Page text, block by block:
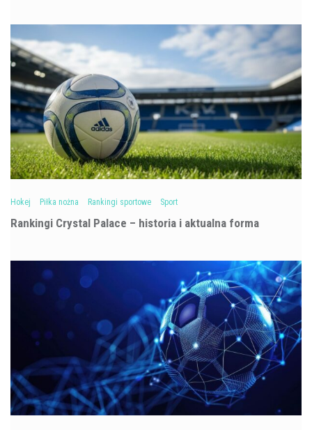
Hokej Piłka nożna Rankingi sportowe Sport
Rankingi Crystal Palace – historia i aktualna forma